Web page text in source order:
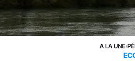
A LA UNE›